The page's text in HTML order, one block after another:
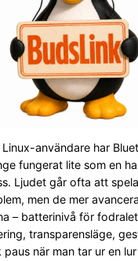
Linux-användare har
fungerat lite som en
Ljudet går ofta att
men de mer
– batterinivå för
transparensläge,
paus när man tar ur en